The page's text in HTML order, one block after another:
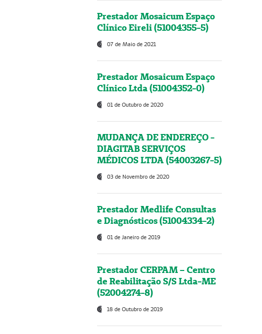
Prestador Mosaicum Espaço
Clínico Eireli (51004355-5)
07 de Maio de 2021
Prestador Mosaicum Espaço
Clínico Ltda (51004352-0)
01 de Outubro de 2020
MUDANÇA DE ENDEREÇO -
DIAGITAB SERVIÇOS
MÉDICOS LTDA (54003267-5)
03 de Novembro de 2020
Prestador Medlife Consultas
e Diagnósticos (51004334-2)
01 de Janeiro de 2019
Prestador CERPAM – Centro
de Reabilitação S/S Ltda-ME
(52004274-8)
18 de Outubro de 2019